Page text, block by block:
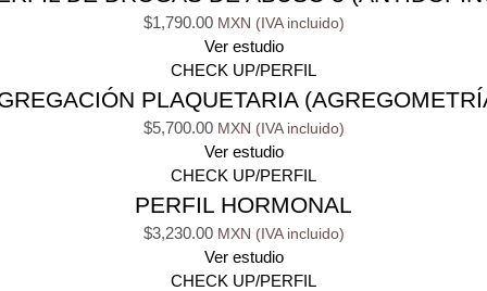
$1,790.00
Ver estudio
CHECK UP/PERFIL
PLAQUETARIA
$5,700.00
Ver estudio
CHECK UP/PERFIL
PERFIL HORMONAL
$3,230.00
Ver estudio
CHECK UP/PERFIL